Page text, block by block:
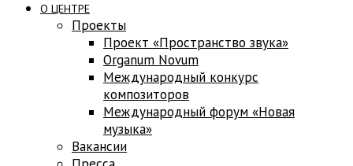
О ЦЕНТРЕ
Проекты
Проект «Пространство звука»
Оrganum Novum
Международный конкурс
композиторов
Международный форум «Новая
музыка»
Вакансии